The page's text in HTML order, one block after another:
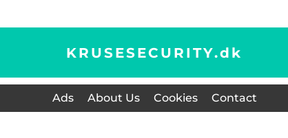
KRUSESECURITY.dk
Ads About Us Cookies Contact